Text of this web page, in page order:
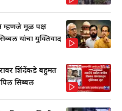
म्हणजे मूळ पक्ष
यांचा युक्तिवाद
शिंदेंकडे बहुमत
सिब्बल